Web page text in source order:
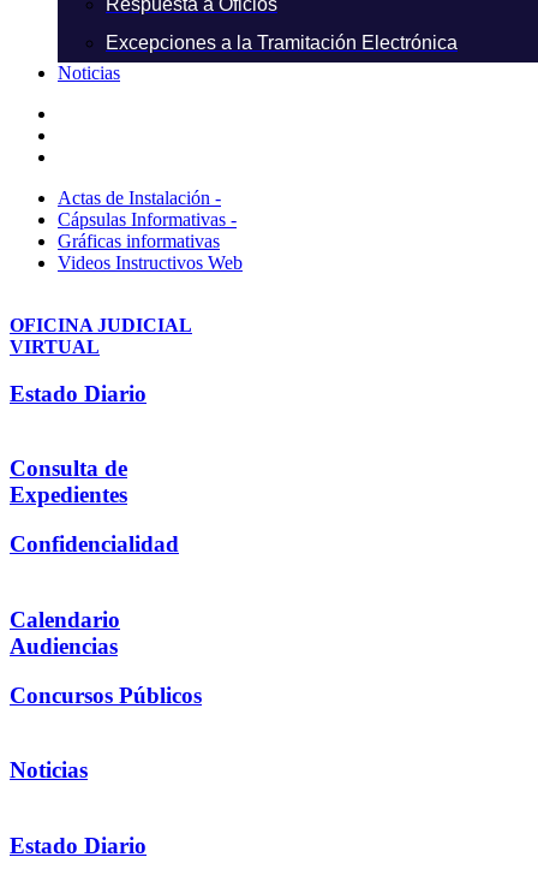
Respuesta a Oficios
Excepciones a la Tramitación Electrónica
Noticias
Actas de Instalación -
Cápsulas Informativas -
Gráficas informativas
Videos Instructivos Web
OFICINA JUDICIAL
VIRTUAL
Estado Diario
Consulta de
Expedientes
Confidencialidad
Calendario
Audiencias
Concursos Públicos
Noticias
Estado Diario